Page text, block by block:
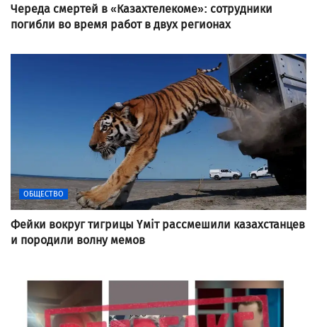
Череда смертей в «Казахтелекоме»: сотрудники
погибли во время работ в двух регионах
ОБЩЕСТВО
Фейки вокруг тигрицы Үміт рассмешили казахстанцев
и породили волну мемов